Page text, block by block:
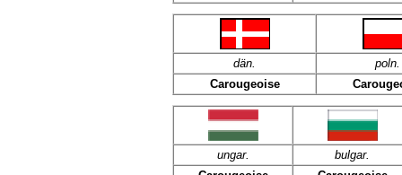
dän. poln.
Carougeoise
ungar.
bulgar.